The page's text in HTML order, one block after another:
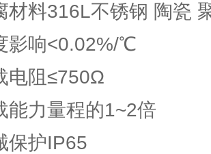
料316L不锈钢 陶瓷
响<0.02%/℃
阻≤750Ω
力量程的1~2倍
护IP65